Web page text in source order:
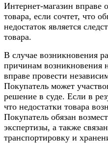
Интернет-магазин вправе
товара, если сочтет, что
недостаток является
товара.
В случае возникновения
причинам возникновения
вправе провести
Покупатель может
решение в суде. Если в
что недостатки товара
Покупатель обязан
экспертизы, а также
транспортировку и